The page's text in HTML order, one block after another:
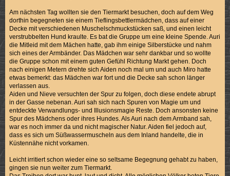
Am nächsten Tag wollten sie den Tiermarkt besuchen, doch auf dem Weg
dorthin begegneten sie einem Tieflingsbettlermädchen, dass auf einer
Decke mit verschiedenen Muschelschmuckstücken saß, und einen leicht
verstrubbelten Hund kraulte. Es bat die Gruppe um eine kleine Spende. Auri
die Mitleid mit dem Mächen hatte, gab ihm einige Silberstücke und nahm
sich eines der Armbänder. Das Mädchen war sehr dankbar und so wollte
die Gruppe schon mit einem guten Gefühl Richtung Markt gehen. Doch
nach einigen Metern drehte sich Aiden noch mal um und auch Miro hatte
etwas bemerkt: das Mädchen war fort und die Decke sah schon länger
verlassen aus.
Aiden und Nieve versuchten der Spur zu folgen, doch diese endete abrupt
in der Gasse nebenan. Auri sah sich nach Spuren von Magie um und
entdeckte Verwandlungs- und Illusionsmagie Reste. Doch ansonsten keine
Spur des Mädchens oder ihres Hundes. Als Auri nach dem Armband sah,
war es noch immer da und nicht magischer Natur. Aiden fiel jedoch auf,
dass es sich um Süßwassermuscheln aus dem Inland handelte, die in
Küstennähe nicht vorkamen.
Leicht irritiert schon wieder eine so seltsame Begegnung gehabt zu haben,
gingen sie nun weiter zum Tiermarkt.